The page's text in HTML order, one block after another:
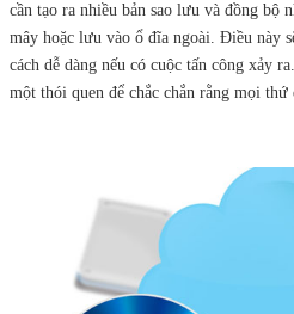
cần tạo ra nhiều bản sao lưu và đồng bộ
mây hoặc lưu vào ổ đĩa ngoài. Điều này
cách dễ dàng nếu có cuộc tấn công xảy
một thói quen để chắc chắn rằng mọi thứ